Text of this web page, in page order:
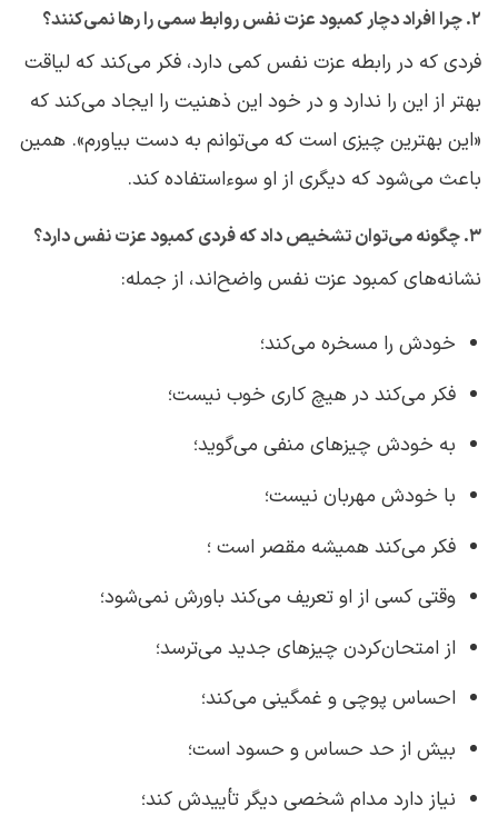
۲. چرا افراد دچار کمبود عزت نفس روابط سمی را رها نمی‌کنند؟
فردی که در رابطه عزت نفس کمی دارد، فکر می‌کند که لیاقت
بهتر از این را ندارد و در خود این ذهنیت را ایجاد می‌کند که
«این بهترین چیزی است که می‌توانم به دست بیاورم». همین
باعث می‌شود که دیگری از او سوءاستفاده کند.
۳. چگونه می‌توان تشخیص داد که فردی کمبود عزت نفس دارد؟
نشانه‌های کمبود عزت نفس واضح‌اند، از جمله:
خودش را مسخره می‌کند؛
فکر می‌کند در هیچ کاری خوب نیست؛
به خودش چیزهای منفی می‌گوید؛
با خودش مهربان نیست؛
فکر می‌کند همیشه مقصر است ؛
وقتی کسی از او تعریف می‌کند باورش نمی‌شود؛
از امتحان‌کردن چیزهای جدید می‌ترسد؛
احساس پوچی و غمگینی می‌کند؛
بیش از حد حساس و حسود است؛
نیاز دارد مدام شخصی دیگر تأییدش کند؛